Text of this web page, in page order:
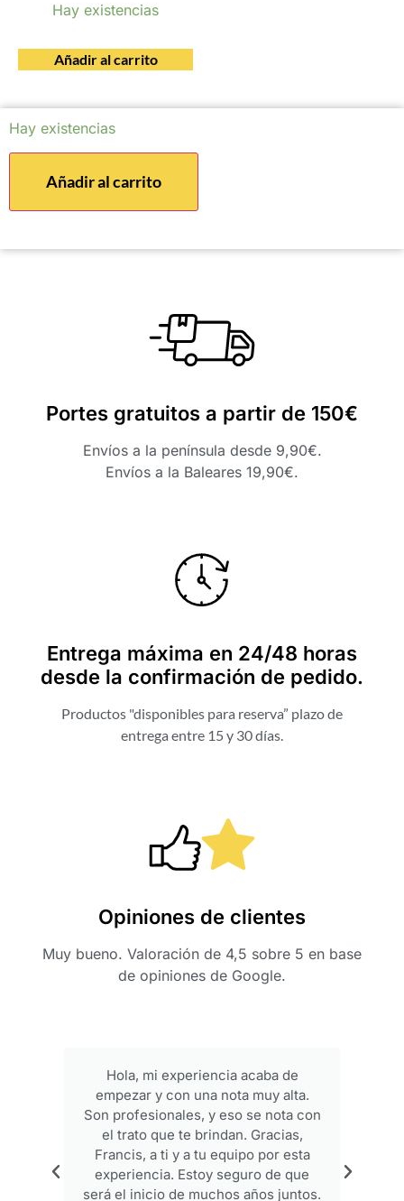
Hay existencias
Añadir al carrito
Hay existencias
Añadir al carrito
Portes gratuitos a partir de 150€
Envíos a la península desde 9,90€.
Envíos a la Baleares 19,90€.
Entrega máxima en 24/48 horas
desde la confirmación de pedido.
Productos "disponibles para reserva” plazo de
entrega entre 15 y 30 días.
Opiniones de clientes
Muy bueno. Valoración de 4,5 sobre 5 en base
de opiniones de Google.
Hola, mi experiencia acaba de
empezar y con una nota muy alta.
Son profesionales, y eso se nota con
el trato que te brindan. Gracias,
Francis, a ti y a tu equipo por esta
experiencia. Estoy seguro de que
será el inicio de muchos años juntos.